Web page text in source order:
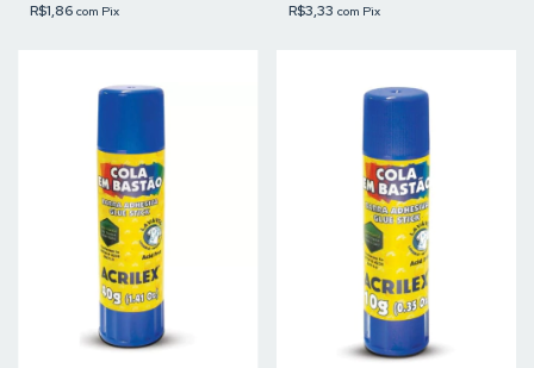
R$1,86 com Pix R$3,33 com Pix